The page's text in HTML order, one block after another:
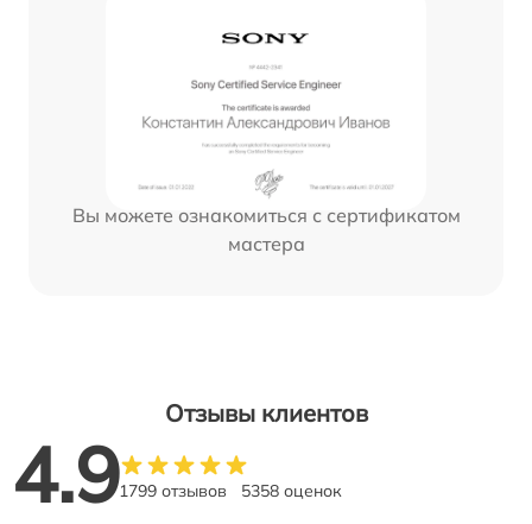
Вы можете ознакомиться с сертификатом
мастера
Отзывы клиентов
4.91799 отзывов 5358 оценок